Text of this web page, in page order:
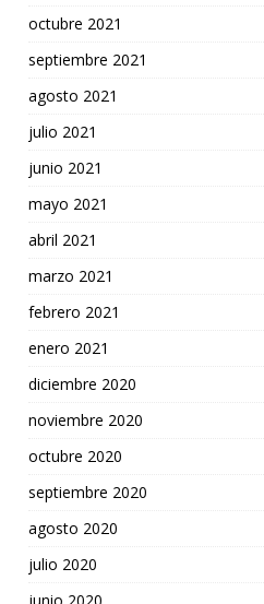
octubre 2021
septiembre 2021
agosto 2021
julio 2021
junio 2021
mayo 2021
abril 2021
marzo 2021
febrero 2021
enero 2021
diciembre 2020
noviembre 2020
octubre 2020
septiembre 2020
agosto 2020
julio 2020